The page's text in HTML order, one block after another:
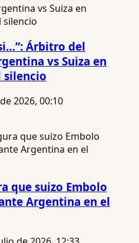
Árbitro del
vs Suiza en
silencio
2026, 00:10
que suizo Embolo
Argentina en el